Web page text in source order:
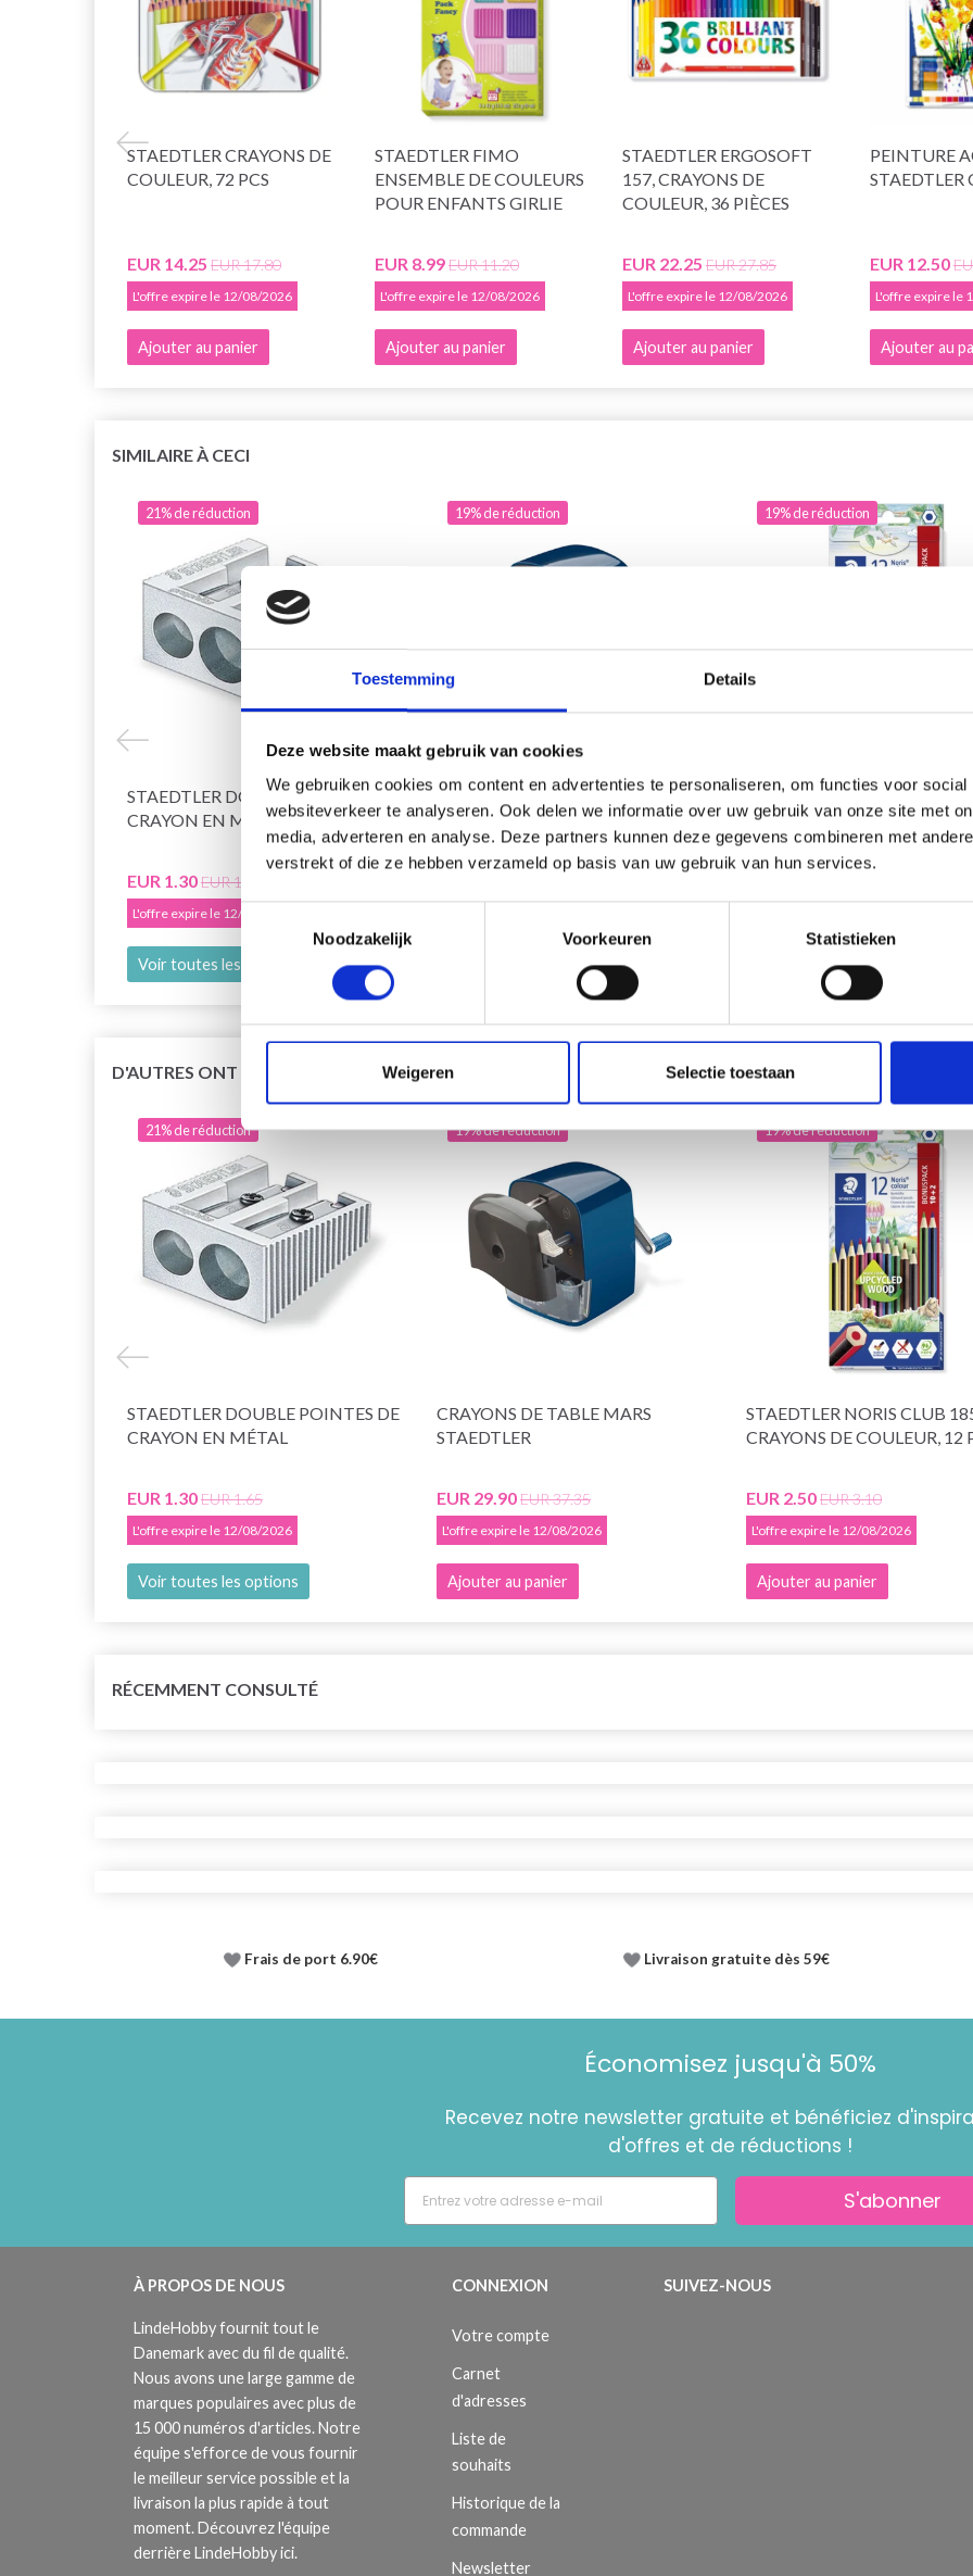
Toestemming Details
Deze website maakt gebruik van cookies
We gebruiken cookies om content en advertenties te personaliseren, om functies voor social
websiteverkeer te analyseren. Ook delen we informatie over uw gebruik van onze site met
media, adverteren en analyse. Deze partners kunnen deze gegevens combineren met
verstrekt of die ze hebben verzameld op basis van uw gebruik van hun services.
Toestemmingsselectie
Noodzakelijk
Voorkeuren Statistieken
Weigeren Selectie toestaan
STAEDTLER CRAYONS DE
COULEUR, 72 PCS
EUR 14.25 EUR 17.80
L'offre expire le 12/08/2026
Ajouter au panier
STAEDTLER FIMO
ENSEMBLE DE COULEURS
POUR ENFANTS GIRLIE
EUR 8.99EUR 11.20
L'offre expire le 12/08/2026
Ajouter au panier
STAEDTLER ERGOSOFT
157, CRAYONS DE
COULEUR, 36 PIÈCES
EUR 22.25 EUR 27.85
L'offre expire le 12/08/2026
Ajouter au panier
PEINTURE
STAEDTLER
EUR 12.50
L'offre expire le
Ajouter au
SIMILAIRE À CECI
21% de réduction
STAEDTLER DOUBLE POINTES DE
CRAYON EN MÉTAL
EUR 1.30EUR 1.65
L'offre expire le 12/08/2026
Voir toutes les options
19% de réduction
CRAYONS DE TABLE MARS
STAEDTLER
19% de réduction
STAEDTLER NORIS CLUB
CRAYONS DE COULEUR, 12
Ajouter au panier
D'AUTRES ONT ÉGALEMENT
21% de réduction
STAEDTLER DOUBLE POINTES DE
CRAYON EN MÉTAL
EUR 1.30EUR 1.65
L'offre expire le 12/08/2026
Voir toutes les options
19% de réduction
CRAYONS DE TABLE MARS
STAEDTLER
EUR 29.90EUR 37.35
L'offre expire le 12/08/2026
Ajouter au panier
19% de réduction
STAEDTLER NORIS CLUB
CRAYONS DE COULEUR, 12
EUR 2.50EUR 3.10
L'offre expire le 12/08/2026
Ajouter au panier
RÉCEMMENT CONSULTÉ
Frais de port 6.90€ Livraison gratuite dès 59€
Économisez jusqu'à 50%
Recevez notre newsletter gratuite et bénéficiez
d'offres et de réductions !
S'abonner
À PROPOS DE NOUS
LindeHobby fournit tout le
Danemark avec du fil de qualité.
Nous avons une large gamme de
marques populaires avec plus de
15 000 numéros d'articles. Notre
équipe s'efforce de vous fournir
le meilleur service possible et la
livraison la plus rapide à tout
moment. Découvrez l'équipe
derrière LindeHobby ici.
CONNEXION
Votre compte
Carnet
d'adresses
Liste de
souhaits
Historique de la
commande
Newsletter
SUIVEZ-NOUS